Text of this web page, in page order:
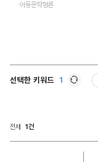
아동문학평론
선택한 키워드 1
전체 1건